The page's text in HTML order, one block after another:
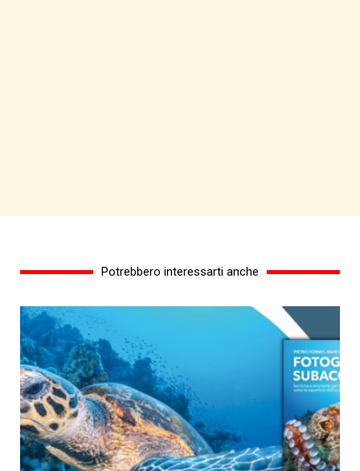
Potrebbero interessarti anche